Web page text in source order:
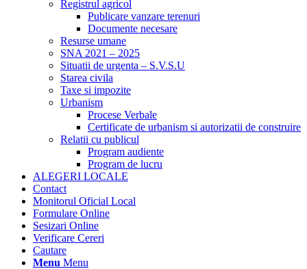
Registrul agricol
Publicare vanzare terenuri
Documente necesare
Resurse umane
SNA 2021 – 2025
Situatii de urgenta – S.V.S.U
Starea civila
Taxe si impozite
Urbanism
Procese Verbale
Certificate de urbanism si autorizatii de construire
Relatii cu publicul
Program audiente
Program de lucru
ALEGERI LOCALE
Contact
Monitorul Oficial Local
Formulare Online
Sesizari Online
Verificare Cereri
Cautare
Menu Menu